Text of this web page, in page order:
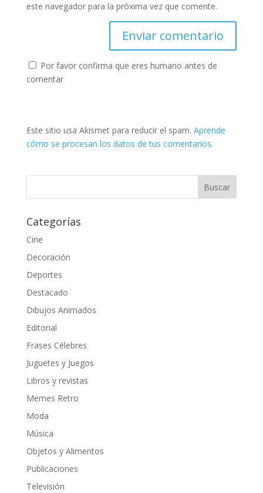
este navegador para la próxima vez que comente.
Por favor confirma que eres humano antes de
comentar
Este sitio usa Akismet para reducir el spam. Aprende
cómo se procesan los datos de tus comentarios.
Categorías
Cine
Decoración
Deportes
Destacado
Dibujos Animados
Editorial
Frases Célebres
Juguetes y Juegos
Libros y revistas
Memes Retro
Moda
Música
Objetos y Alimentos
Publicaciones
Televisión